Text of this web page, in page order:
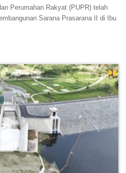
Perumahan Rakyat (PUPR) telah
Sarana Prasarana II di Ibu